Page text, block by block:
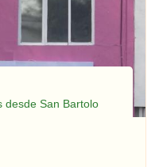
desde San Bartolo